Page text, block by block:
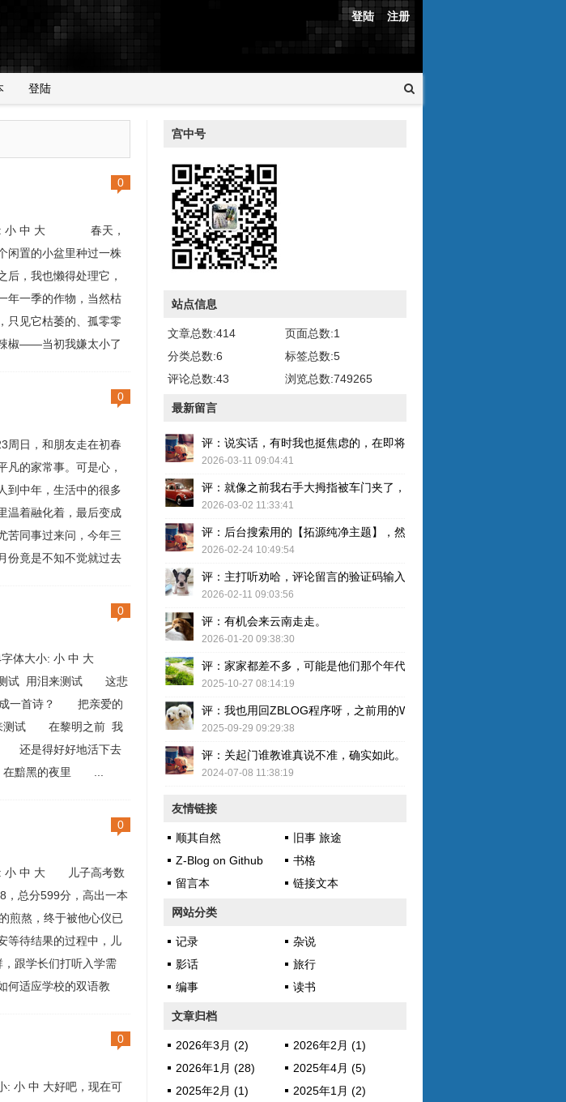
登陆 注册
登陆
0
小: 小 中 大 春天，
置的小盆里种过一株
后，我也懒得处理它，
一季的作物，当然枯
见它枯萎的、孤零零
椒——当初我嫌太小了
0
日，和朋友走在初春
凡的家常事。可是心，
到中年，生活中的很多
温着融化着，最后变成
同事过来问，今年三
份竟是不知不觉就过去
0
14字体大小: 小 中 大
试 用泪来测试 这悲
一首诗？ 把亲爱的
测试 在黎明之前 我
是得好好地活下去
黯黑的夜里 ...
0
: 小 中 大 儿子高考数
，总分599分，高出一本
煎熬，终于被他心仪已
待结果的过程中，儿
跟学长们打听入学需
何适应学校的双语教
的什么组织里了——随着
0
: 小 中 大好吧，现在可
宫中号
站点信息
文章总数:414
页面总数:1
分类总数:6
标签总数:5
评论总数:43
浏览总数:749265
最新留言
评：说实话，有时我也挺焦虑的，在即将奔五的年纪，健康才是最重要
2026-03-11 09:04:41
评：就像之前我右手大拇指被车门夹了，整个指甲黑了，最后整个指甲
2026-03-02 11:33:41
评：后台搜索用的【拓源纯净主题】，然后简单配图就OK了。
2026-02-24 10:49:54
评：主打听劝哈，评论留言的验证码输入已取消，感谢建议哈！
2026-02-11 09:03:56
评：有机会来云南走走。
2026-01-20 09:38:30
评：家家都差不多，可能是他们那个年代人的特色吧。
2025-10-27 08:14:19
评：我也用回ZBLOG程序呀，之前用的WP还是有点难用的，主要后台
2025-09-29 09:29:38
评：关起门谁教谁真说不准，确实如此。而且现在的女性比较独立了，
2024-07-08 11:38:19
友情链接
顺其自然
旧事 旅途
Z-Blog on Github
书格
留言本
链接文本
网站分类
记录
杂说
影话
旅行
编事
读书
文章归档
2026年3月 (2)
2026年2月 (1)
2026年1月 (28)
2025年4月 (5)
2025年2月 (1)
2025年1月 (2)